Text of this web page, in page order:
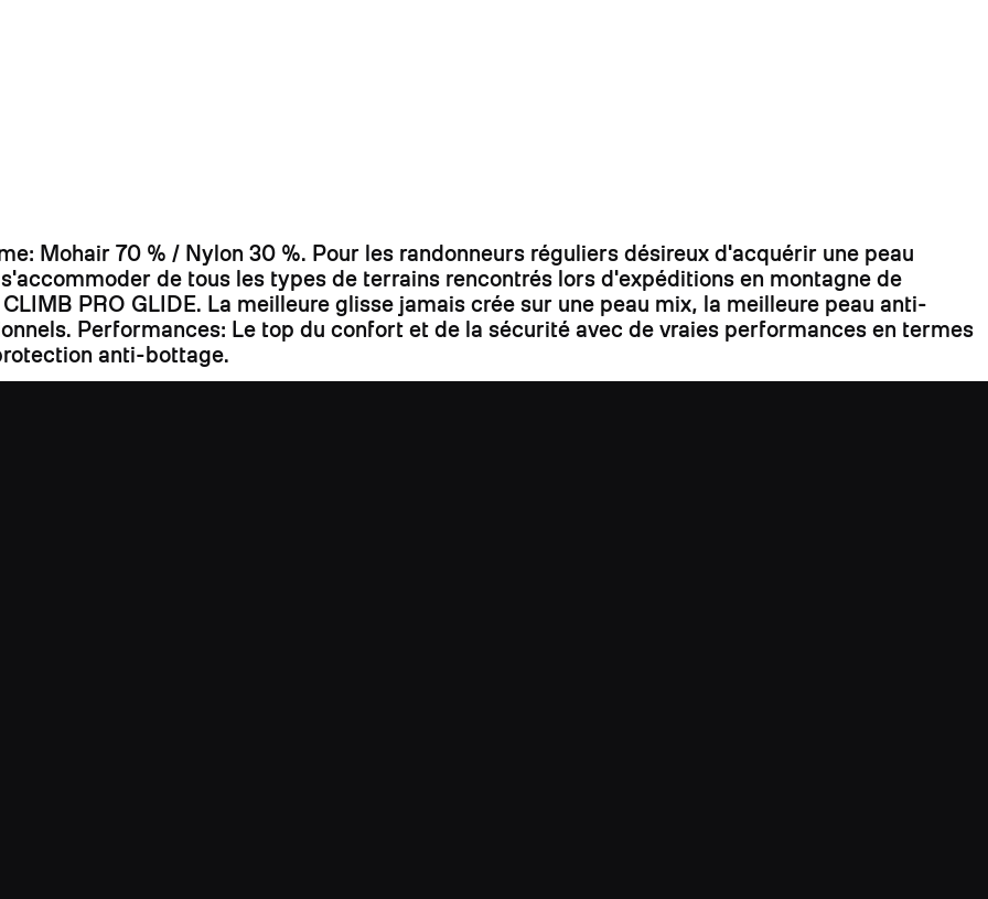
Mohair 70 % / Nylon 30 %. Pour les randonneurs réguliers désireux d'acquérir une peau
de tous les types de terrains rencontrés lors d'expéditions en montagne de
PRO GLIDE. La meilleure glisse jamais crée sur une peau mix, la meilleure peau anti-
Performances: Le top du confort et de la sécurité avec de vraies performances en termes
anti-bottage.